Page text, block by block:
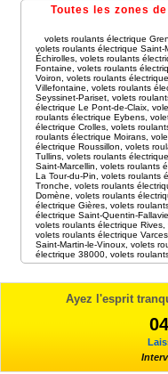
Toutes les zones
volets roulants électrique
volets roulants électrique Saint-
Échirolles ,volets roulants
Fontaine
,volets roulants
Voiron
,volets roulants
Villefontaine
,volets roulants
Seyssinet-Pariset ,volets
électrique Le Pont-de-Claix ,
roulants électrique Eybens ,
électrique Crolles ,volets
roulants électrique Moirans ,
électrique Roussillon
,volets
Tullins ,volets roulants
Saint-Marcellin
,volets roulants
La Tour-du-Pin
,volets roulants
Tronche
,volets roulants
Domène
,volets roulants
électrique Gières ,volets
électrique Saint-Quentin-
volets roulants électrique Rives ,
volets roulants électrique
Saint-Martin-le-Vinoux ,volets
électrique 38000 ,volets
Ayez l'esprit